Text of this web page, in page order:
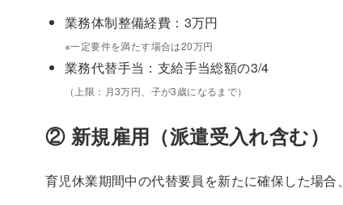
業務体制整備経費：3万円
※一定要件を満たす場合は20万円
業務代替手当：支給手当総額の3/4
（上限：月3万円、子が3歳になるまで）
② 新規雇用（派遣受入れ含む）
育児休業期間中の代替要員を新たに確保した場合